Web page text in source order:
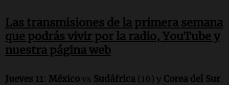
Las transmisiones de la primera semana
que podrás vivir por la radio, YouTube y
nuestra página web
Jueves 11: Méxicovs Sudáfrica (16) y Corea del Sur